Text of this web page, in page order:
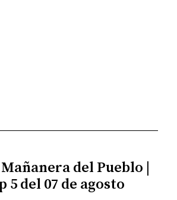
del Pueblo |
5 del 07 de agosto